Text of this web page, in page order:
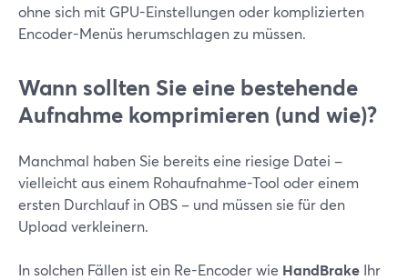
ohne sich mit GPU-Einstellungen oder komplizierten
Encoder-Menüs herumschlagen zu müssen.
Wann sollten Sie eine bestehende
Aufnahme komprimieren (und wie)?
Manchmal haben Sie bereits eine riesige Datei –
vielleicht aus einem Rohaufnahme-Tool oder einem
ersten Durchlauf in OBS – und müssen sie für den
Upload verkleinern.
In solchen Fällen ist ein Re-Encoder wie HandBrake Ihr